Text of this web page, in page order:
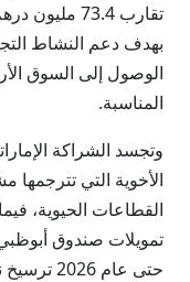
بهدف دعم النشاط
الوصول إلى السوق
المناسبة.
وتجسد الشراكة
الأخوية التي
القطاعات الحيوية،
حتى عام